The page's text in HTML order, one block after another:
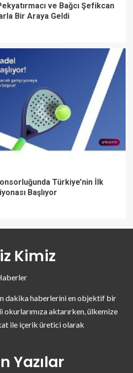
ve Bağcı Şefikcan
Bir Araya Geldi
Türkiye’nin İlk
Başlıyor
Kimiz
dakika haberlerini en objektif bir
okurlarımıza aktarırken, ülkemize
ile içerik üretici olarak
Yazılar